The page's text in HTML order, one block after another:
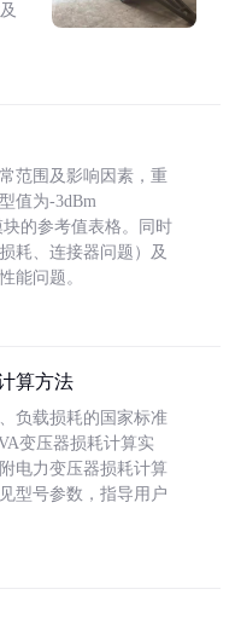
范围及影响因素，重
值为-3dBm
的参考值表格。同时
耗、连接器问题）及
能问题。
算方法
负载损耗的国家标准
变压器损耗计算实
电力变压器损耗计算
型号参数，指导用户